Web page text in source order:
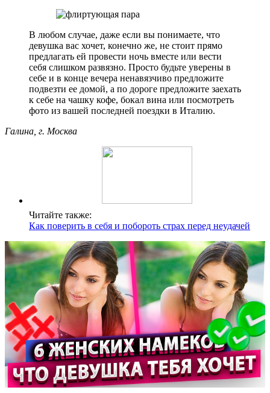
В любом случае, даже если вы понимаете, что
девушка вас хочет, конечно же, не стоит прямо
предлагать ей провести ночь вместе или вести
себя слишком развязно. Просто будьте уверены в
себе и в конце вечера ненавязчиво предложите
подвезти ее домой, а по дороге предложите заехать
к себе на чашку кофе, бокал вина или посмотреть
фото из вашей последней поездки в Италию.
Галина, г. Москва
Читайте также:
Как поверить в себя и побороть страх перед неудачей